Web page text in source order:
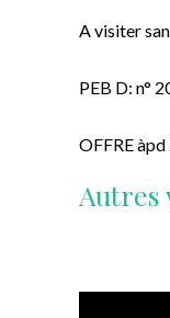
A visiter
PEB D: n°
OFFRE
Autres